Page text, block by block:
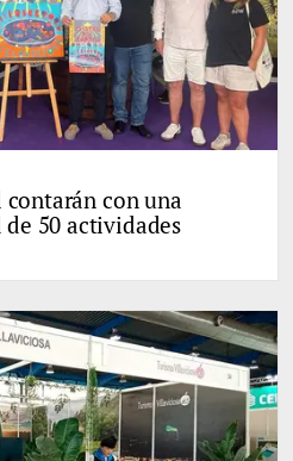
contarán con una
50 actividades